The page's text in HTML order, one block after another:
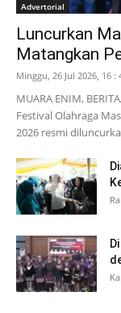
Advertorial
Luncurkan
Matangkan
Minggu, 26 Jul 2026, 16 :
MUARA ENIM,
Festival Olahraga
2026 resmi